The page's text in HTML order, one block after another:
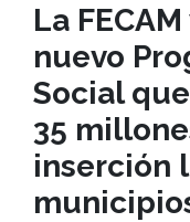
La
nuevo
Social
35
inserción